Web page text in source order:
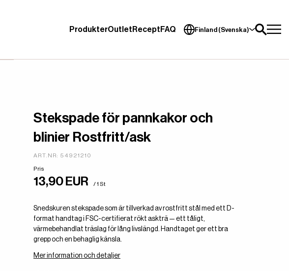
ProdukterOutlet Recept FAQ Finland (Svenska)
Stekspade för pannkakor och
blinier Rostfritt/ask
ART.NR: 54921210
Pris
13,90 EUR / 1 St
Snedskuren stekspade som är tillverkad av rostfritt stål med ett D-
format handtag i FSC-certifierat rökt askträ — ett tåligt,
värmebehandlat träslag för lång livslängd. Handtaget ger ett bra
grepp och en behaglig känsla.
Mer information och detaljer